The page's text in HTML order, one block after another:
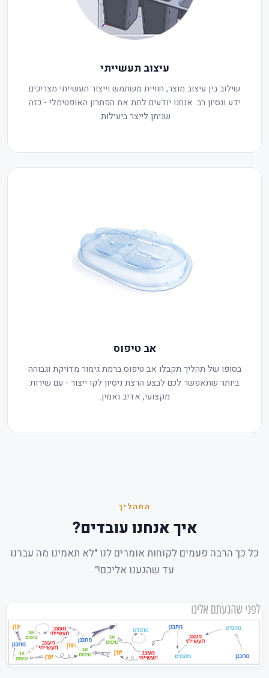
עיצוב תעשייתי
שילוב בין עיצוב מוצר, חוויית משתמש וייצור תעשייתי מצריכים
ידע ונסיון רב. אנחנו יודעים לתת את הפתרון האופטימלי - כזה
שניתן לייצר ביעילות.
אב טיפוס
בסופו של תהליך תקבלו אב טיפוס ברמת גימור מדויקת וגבוהה
ביותר שתאפשר לכם לבצע הרצת ניסיון לקו ייצור - עם שירות
מקצועי, אדיב ואמין.
התהליך
איך אנחנו עובדים?
כל כך הרבה פעמים לקוחות אומרים לנו "לא תאמינו מה עברנו
עד שהגענו אליכם!"